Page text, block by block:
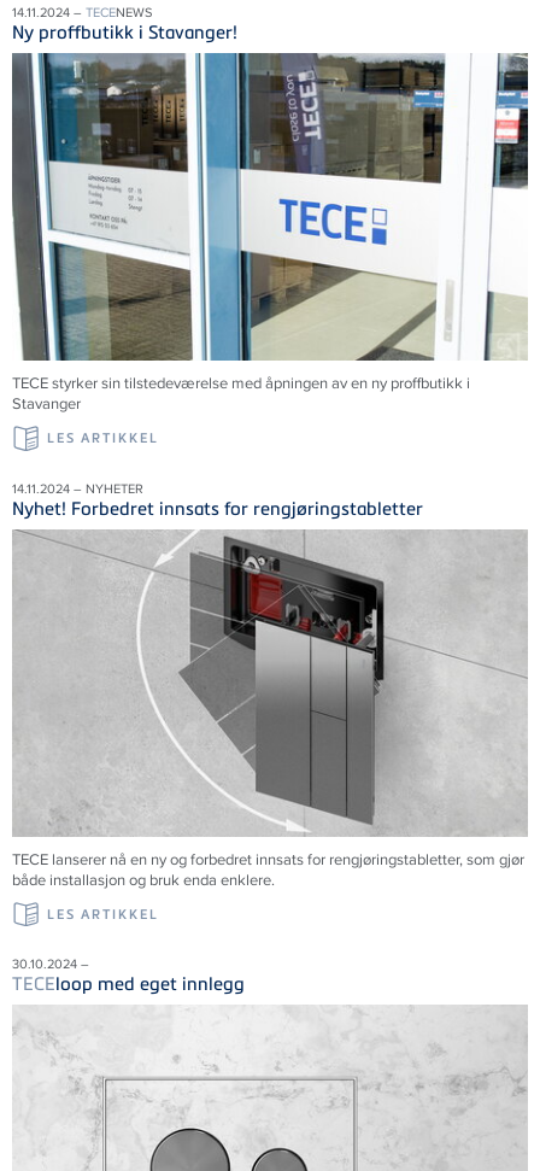
14.11.2024 – TECENEWS
Ny proffbutikk i Stavanger!
TECE styrker sin tilstedeværelse med åpningen av en ny proffbutikk i
Stavanger
LES ARTIKKEL
14.11.2024 – NYHETER
Nyhet! Forbedret innsats for rengjøringstabletter
TECE lanserer nå en ny og forbedret innsats for rengjøringstabletter, som gjør
både installasjon og bruk enda enklere.
LES ARTIKKEL
30.10.2024 –
TECEloop med eget innlegg